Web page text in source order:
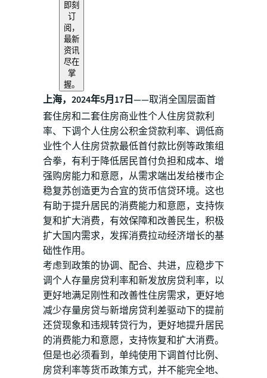
即刻
订
阅，
最新
资讯
尽在
掌
握。
上海，2024年5月17日——取消全国层面首
套住房和二套住房商业性个人住房贷款利
率、下调个人住房公积金贷款利率、调低商
业性个人住房贷款最低首付款比例等政策组
合拳，有利于降低居民首付负担和成本、增
强购房能力和意愿，从需求端出发给楼市企
稳复苏创造更为合宜的货币信贷环境。这也
有助于提升居民的消费能力和意愿，支持恢
复和扩大消费，有效保障和改善民生，积极
扩大国内需求，发挥消费拉动经济增长的基
础性作用。
考虑到政策的协调、配合、共进，应稳步下
调个人存量房贷利率和新发放房贷利率，以
更好地满足刚性和改善性住房需求，更好地
减少存量房贷与新增房贷利差驱动下的提前
还贷现象和违规转贷行为，更好地提升居民
的消费能力和意愿，支持恢复和扩大消费。
但是也必须看到，单纯使用下调首付比例、
房贷利率等货币政策方式，并不能完全地、